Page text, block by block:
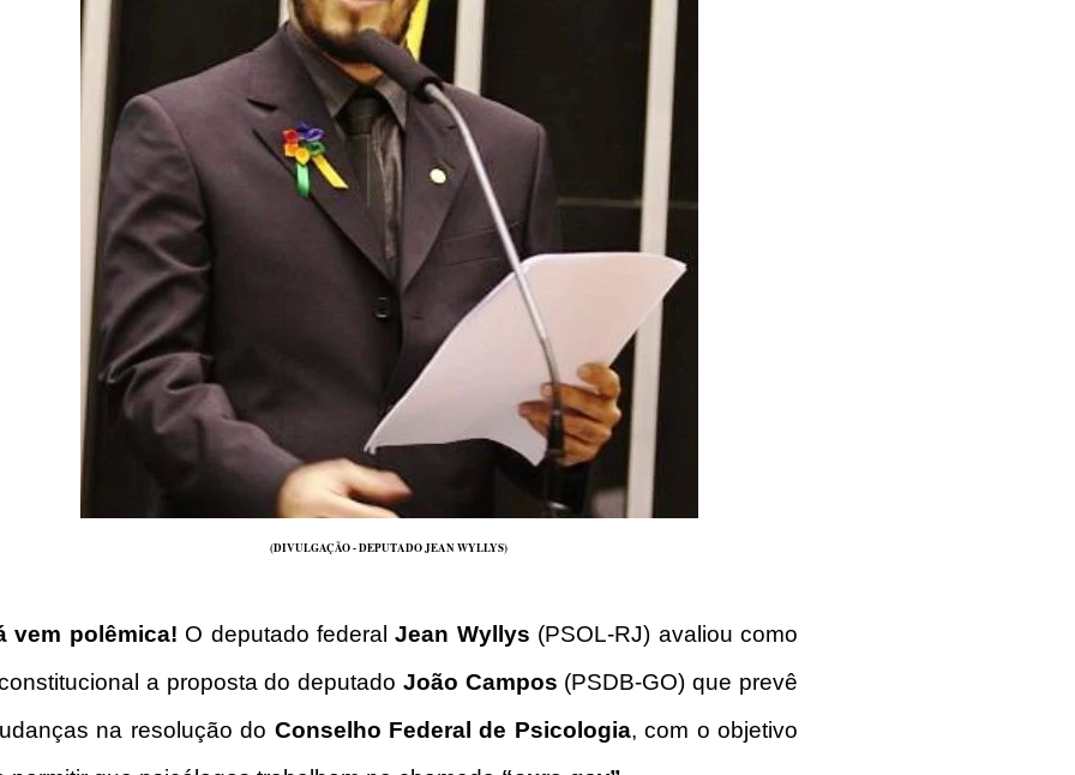
(DIVULGAÇÃO - DEPUTADO JEAN WYLLYS)
vem polêmica! O deputado federalJean Wyllys (PSOL-RJ) avaliou como
a proposta do deputado João Campos (PSDB-GO) que prevê
na resolução do Conselho Federal de Psicologia, com o objetivo